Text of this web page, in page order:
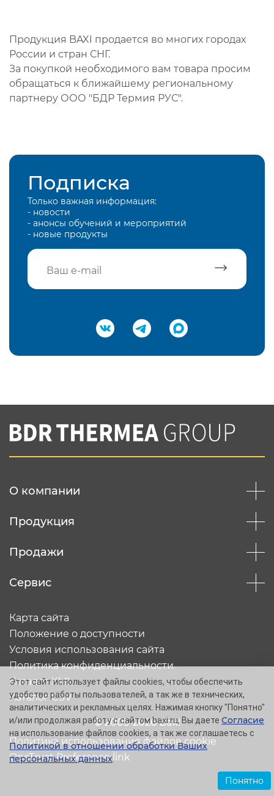
Продукция BAXI продается во многих городах
России и стран СНГ.
За покупкой необходимого вам товара просим
обращаться к ближайшему региональному
партнеру ООО "БДР Термия РУС".
Подписка
Только важная информация:
- новости
- анонсы обучений и мероприятий
- новые продукты
Подтвердить e-mail
Вы соглашаетесь с нашей политикой
конфеденциальности
О компании
Продукция
Продажи
Сервис
© 2005-2026 Baxi
Карта сайта
Положение о доступности
Условия использования сайта
Политика конфиденциальности
Каталог XML
Каталог CSV
Политика использования файлов cookie
OneTrust Preference link
Этот сайт использует файлы cookies, чтобы обеспечить
удобство работы пользователей, а так же в технических,
аналитических и рекламных целях. Нажимая кнопку "Понятно"
и/или продолжая работу с сайтом baxi.ru, Вы даете Согласие
на использование файлов cookies, а так же соглашаетесь с
Политикой в отношении обработки Ваших
персональных данных.
Понятно